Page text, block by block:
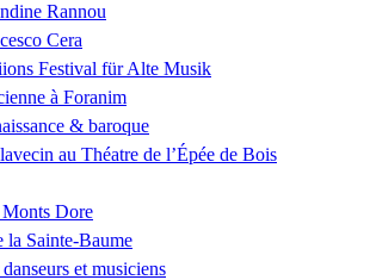
Rannou
Cera
Festival für Alte Musik
à Foranim
& baroque
au Théatre de l’Épée de Bois
Dore
la Sainte-Baume
et musiciens